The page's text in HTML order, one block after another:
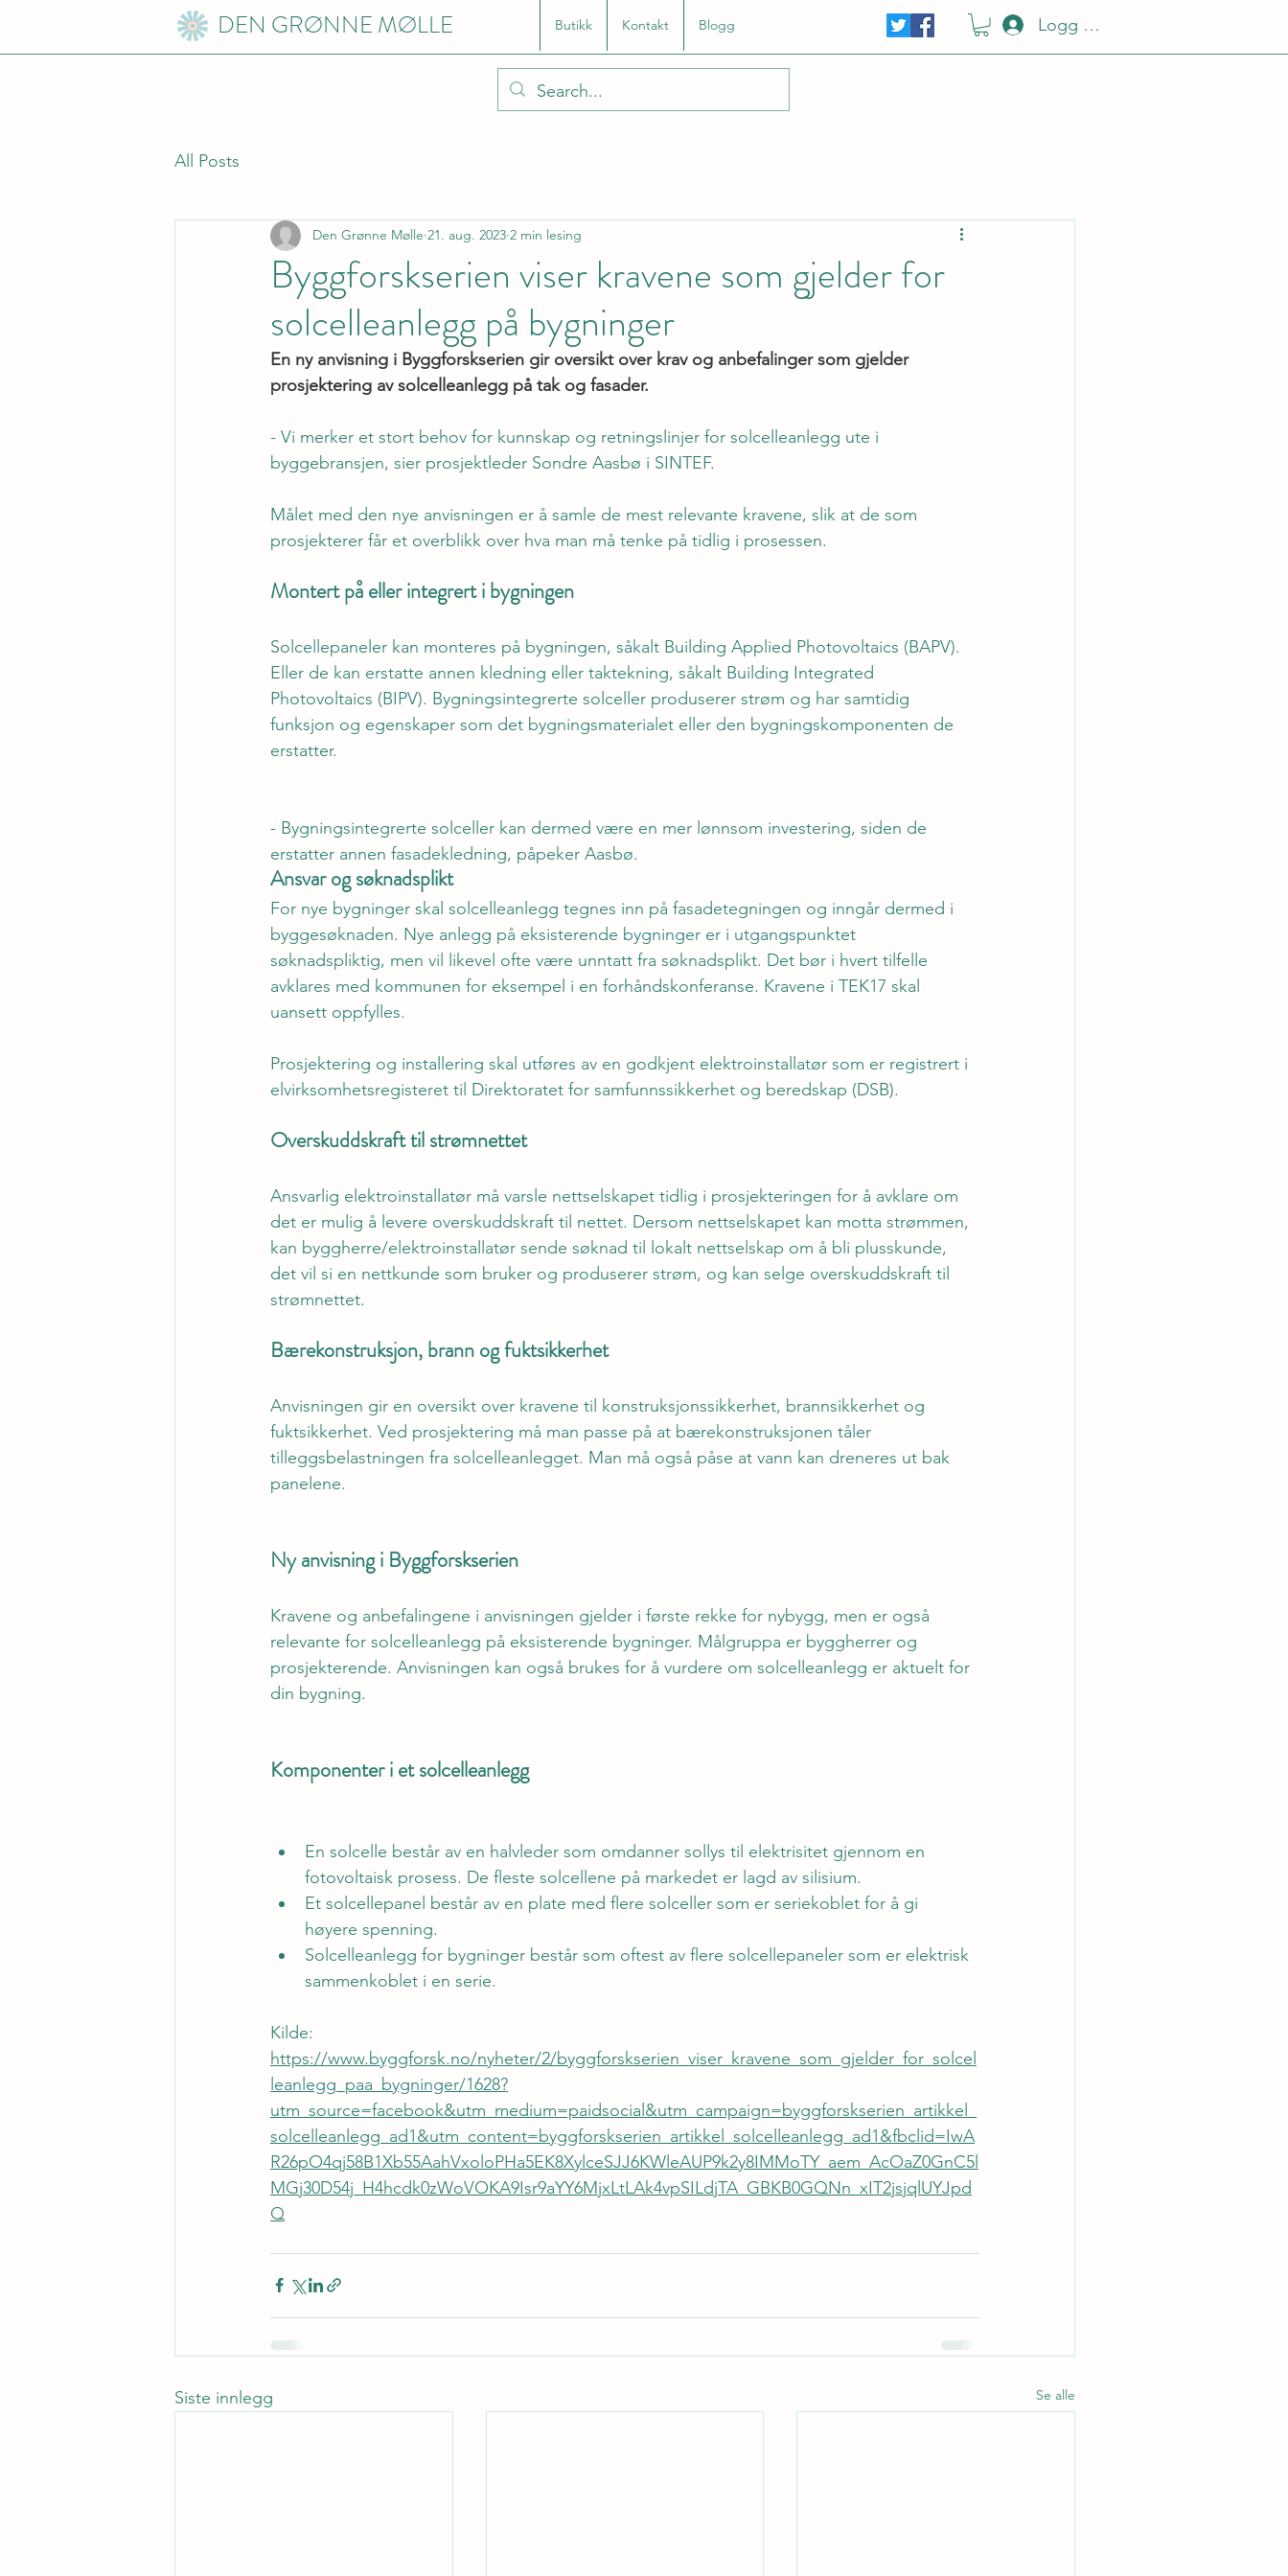
Butikk Kontakt Blogg Logg Inn
DEN GRØNNE MØLLE
All Posts
Byggforskserien viser kravene som gjelder for
solcelleanlegg på bygninger
Den Grønne Mølle 21. aug. 2023 2 min lesing
En ny anvisning i Byggforskserien gir oversikt over krav og anbefalinger som gjelder
prosjektering av solcelleanlegg på tak og fasader.
- Vi merker et stort behov for kunnskap og retningslinjer for solcelleanlegg ute i
byggebransjen, sier prosjektleder Sondre Aasbø i SINTEF.
Målet med den nye anvisningen er å samle de mest relevante kravene, slik at de som
prosjekterer får et overblikk over hva man må tenke på tidlig i prosessen.
Montert på eller integrert i bygningen
Solcellepaneler kan monteres på bygningen, såkalt Building Applied Photovoltaics (BAPV).
Eller de kan erstatte annen kledning eller taktekning, såkalt Building Integrated
Photovoltaics (BIPV). Bygningsintegrerte solceller produserer strøm og har samtidig
funksjon og egenskaper som det bygningsmaterialet eller den bygningskomponenten de
erstatter.
- Bygningsintegrerte solceller kan dermed være en mer lønnsom investering, siden de
erstatter annen fasadekledning, påpeker Aasbø.
Ansvar og søknadsplikt
For nye bygninger skal solcelleanlegg tegnes inn på fasadetegningen og inngår dermed i
byggesøknaden. Nye anlegg på eksisterende bygninger er i utgangspunktet
søknadspliktig, men vil likevel ofte være unntatt fra søknadsplikt. Det bør i hvert tilfelle
avklares med kommunen for eksempel i en forhåndskonferanse. Kravene i TEK17 skal
uansett oppfylles.
Prosjektering og installering skal utføres av en godkjent elektroinstallatør som er registrert i
elvirksomhetsregisteret til Direktoratet for samfunnssikkerhet og beredskap (DSB).
Overskuddskraft til strømnettet
Ansvarlig elektroinstallatør må varsle nettselskapet tidlig i prosjekteringen for å avklare om
det er mulig å levere overskuddskraft til nettet. Dersom nettselskapet kan motta strømmen,
kan byggherre/elektroinstallatør sende søknad til lokalt nettselskap om å bli plusskunde,
det vil si en nettkunde som bruker og produserer strøm, og kan selge overskuddskraft til
strømnettet.
Bærekonstruksjon, brann og fuktsikkerhet
Anvisningen gir en oversikt over kravene til konstruksjonssikkerhet, brannsikkerhet og
fuktsikkerhet. Ved prosjektering må man passe på at bærekonstruksjonen tåler
tilleggsbelastningen fra solcelleanlegget. Man må også påse at vann kan dreneres ut bak
panelene.
Ny anvisning i Byggforskserien
Kravene og anbefalingene i anvisningen gjelder i første rekke for nybygg, men er også
relevante for solcelleanlegg på eksisterende bygninger. Målgruppa er byggherrer og
prosjekterende. Anvisningen kan også brukes for å vurdere om solcelleanlegg er aktuelt for
din bygning.
Komponenter i et solcelleanlegg
En solcelle består av en halvleder som omdanner sollys til elektrisitet gjennom en
fotovoltaisk prosess. De fleste solcellene på markedet er lagd av silisium.
Et solcellepanel består av en plate med flere solceller som er seriekoblet for å gi
høyere spenning.
Solcelleanlegg for bygninger består som oftest av flere solcellepaneler som er elektrisk
sammenkoblet i en serie.
Kilde:
https://www.byggforsk.no/nyheter/2/byggforskserien_viser_kravene_som_gjelder_for_solcel
leanlegg_paa_bygninger/1628?
utm_source=facebook&utm_medium=paidsocial&utm_campaign=byggforskserien_artikkel_
solcelleanlegg_ad1&utm_content=byggforskserien_artikkel_solcelleanlegg_ad1&fbclid=IwA
R26pO4qj58B1Xb55AahVxoloPHa5EK8XylceSJJ6KWleAUP9k2y8IMMoTY_aem_AcOaZ0GnC5l
MGj30D54j_H4hcdk0zWoVOKA9Isr9aYY6MjxLtLAk4vpSILdjTA_GBKB0GQNn_xIT2jsjqlUYJpd
Q
Siste innlegg Se alle